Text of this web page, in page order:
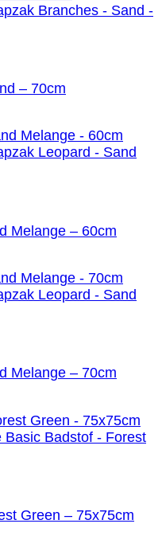
– 70cm
Melange – 60cm
Melange – 70cm
Green – 75x75cm